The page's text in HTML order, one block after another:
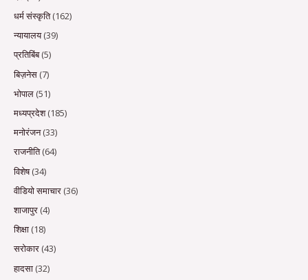
धर्म संस्कृति(162)
न्यायालय(39)
प्रतिबिंब(5)
बिज़नेस (7)
भोपाल (51)
मध्यप्रदेश(185)
मनोरंजन(33)
राजनीति(64)
विशेष(34)
वीडियो समाचार (36)
शाजापुर (4)
शिक्षा (18)
सरोकार (43)
हादसा (32)